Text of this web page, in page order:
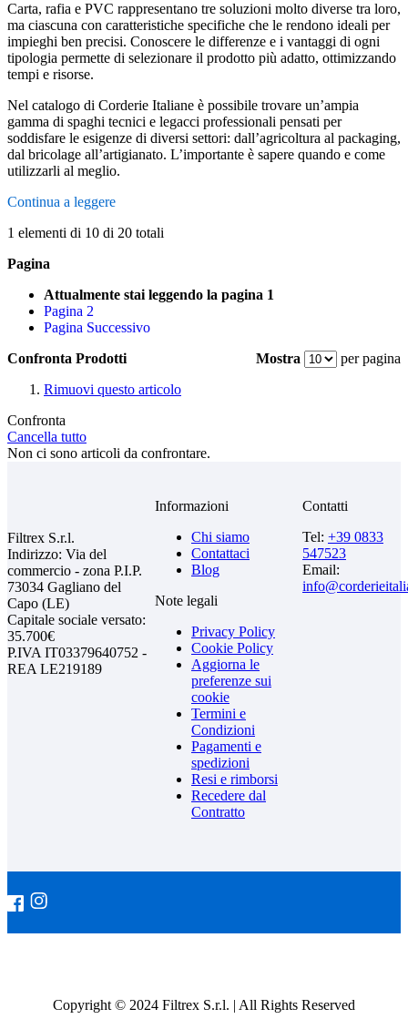
Carta, rafia e PVC rappresentano tre soluzioni molto diverse tra loro,
ma ciascuna con caratteristiche specifiche che le rendono ideali per
impieghi ben precisi. Conoscere le differenze e i vantaggi di ogni
tipologia permette di selezionare il prodotto più adatto, ottimizzando
tempi e risorse.
Nel catalogo di Corderie Italiane è possibile trovare un’ampia
gamma di spaghi tecnici e legacci professionali pensati per
soddisfare le esigenze di diversi settori: dall’agricoltura al packaging,
dal bricolage all’artigianato. L’importante è sapere quando e come
utilizzarli al meglio.
Continua a leggere
1 elementi di 10 di 20 totali
Pagina
Attualmente stai leggendo la pagina 1
Pagina 2
Pagina Successivo
Mostra
per pagina
Confronta Prodotti
Rimuovi questo articolo
Confronta
Cancella tutto
Non ci sono articoli da confrontare.
Filtrex S.r.l.
Indirizzo: Via del
commercio - zona P.I.P.
73034 Gagliano del
Capo (LE)
Capitale sociale versato:
35.700€
P.IVA IT03379640752 -
REA LE219189
Informazioni
Chi siamo
Contattaci
Blog
Note legali
Privacy Policy
Cookie Policy
Aggiorna le
preferenze sui
cookie
Termini e
Condizioni
Pagamenti e
spedizioni
Resi e rimborsi
Recedere dal
Contratto
Contatti
Tel: +39 0833
547523
Email:
Copyright © 2024 Filtrex S.r.l. | All Rights Reserved